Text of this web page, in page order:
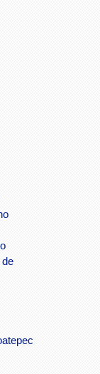
de